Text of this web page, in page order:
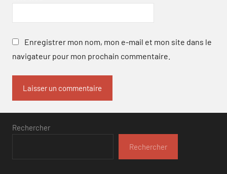
Enregistrer mon nom, mon e-mail et mon site dans le
navigateur pour mon prochain commentaire.
Rechercher
Rechercher